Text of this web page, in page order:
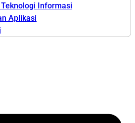
Informasi
Aplikasi